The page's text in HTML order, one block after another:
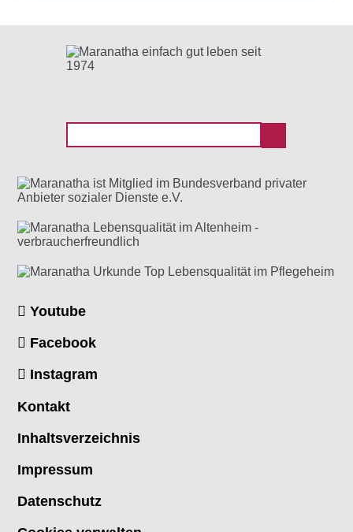
Suchen
Youtube
Facebook
Instagram
Kontakt
Inhaltsverzeichnis
Impressum
Datenschutz